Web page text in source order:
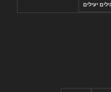
יעילים